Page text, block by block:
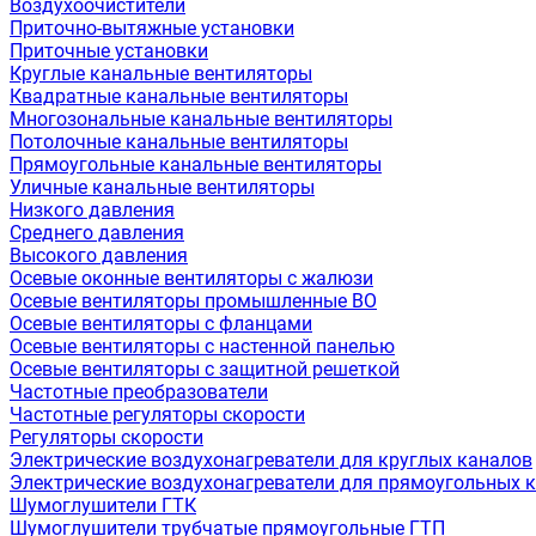
Воздухоочистители
Приточно-вытяжные установки
Приточные установки
Круглые канальные вентиляторы
Квадратные канальные вентиляторы
Многозональные канальные вентиляторы
Потолочные канальные вентиляторы
Прямоугольные канальные вентиляторы
Уличные канальные вентиляторы
Низкого давления
Среднего давления
Высокого давления
Осевые оконные вентиляторы с жалюзи
Осевые вентиляторы промышленные ВО
Осевые вентиляторы с фланцами
Осевые вентиляторы с настенной панелью
Осевые вентиляторы с защитной решеткой
Частотные преобразователи
Частотные регуляторы скорости
Регуляторы скорости
Электрические воздухонагреватели для круглых каналов
Электрические воздухонагреватели для прямоугольных
Шумоглушители ГТК
Шумоглушители трубчатые прямоугольные ГТП